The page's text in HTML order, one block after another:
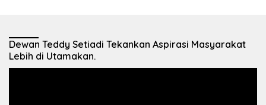
Dewan Teddy Setiadi Tekankan Aspirasi Masyarakat
Lebih di Utamakan.